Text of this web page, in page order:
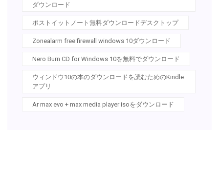
ダウンロード
ポストイットノート無料ダウンロードデスクトップ
Zonealarm free firewall windows 10ダウンロード
Nero Burn CD for Windows 10を無料でダウンロード
ウィンドウ10の本のダウンロードを読むためのKindle
アプリ
Ar max evo + max media player isoをダウンロード